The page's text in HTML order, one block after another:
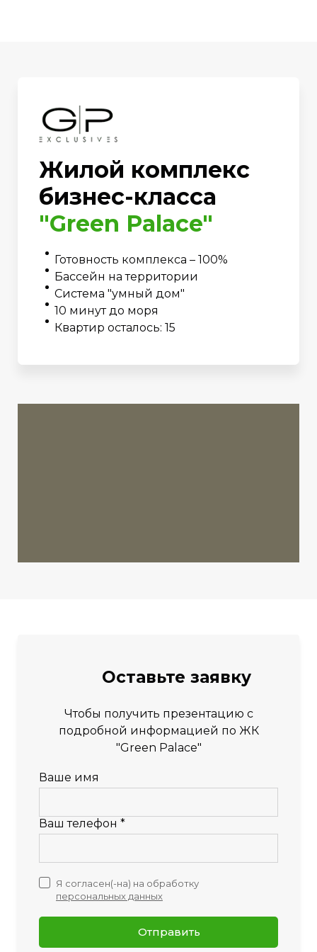
Жилой комплекс
бизнес-класса
"Green Palace"
Готовность комплекса – 100%
Бассейн на территории
Система "умный дом"
10 минут до моря
Квартир осталось: 15
Оставьте заявку
Чтобы получить презентацию с
подробной информацией по ЖК
"Green Palace"
Ваше имя
Ваш телефон *
Отправить
Я согласен(-на) на обработку
персональных данных